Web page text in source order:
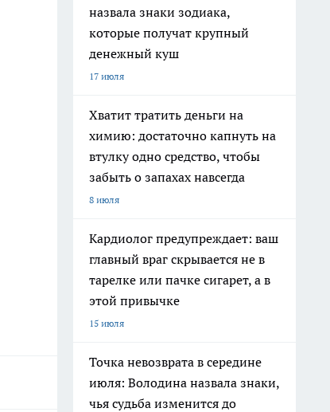
назвала знаки зодиака,
которые получат крупный
денежный куш
17 июля
Хватит тратить деньги на
химию: достаточно капнуть на
втулку одно средство, чтобы
забыть о запахах навсегда
8 июля
Кардиолог предупреждает: ваш
главный враг скрывается не в
тарелке или пачке сигарет, а в
этой привычке
15 июля
Точка невозврата в середине
июля: Володина назвала знаки,
чья судьба изменится до